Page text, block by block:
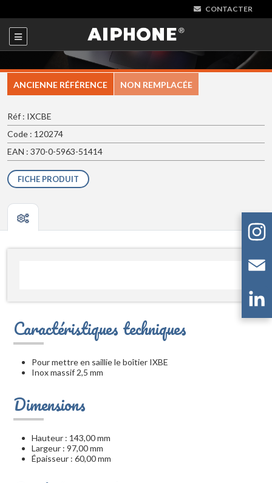
CONTACTER
ANCIENNE RÉFÉRENCE NON REMPLACÉE
Réf : IXCBE
Code : 120274
EAN : 370-0-5963-51414
FICHE PRODUIT
Caractéristiques techniques
Pour mettre en saillie le boîtier IXBE
Inox massif 2,5 mm
Dimensions
Hauteur : 143,00 mm
Largeur : 97,00 mm
Épaisseur : 60,00 mm